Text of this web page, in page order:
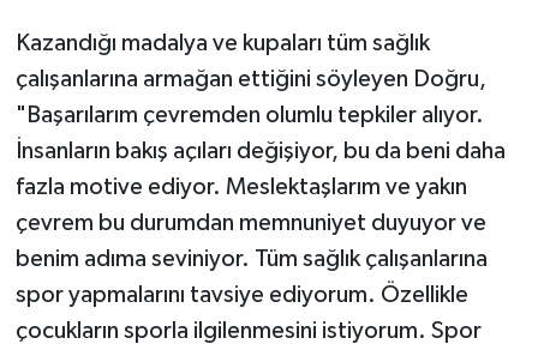
Kazandığı madalya ve kupaları tüm sağlık
çalışanlarına armağan ettiğini söyleyen Doğru,
"Başarılarım çevremden olumlu tepkiler alıyor.
İnsanların bakış açıları değişiyor, bu da beni daha
fazla motive ediyor. Meslektaşlarım ve yakın
çevrem bu durumdan memnuniyet duyuyor ve
benim adıma seviniyor. Tüm sağlık çalışanlarına
spor yapmalarını tavsiye ediyorum. Özellikle
çocukların sporla ilgilenmesini istiyorum. Spor